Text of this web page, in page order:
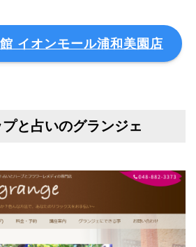
イオンモール浦和美園店
と占いのグランジェ